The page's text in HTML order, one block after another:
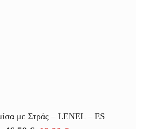
με Στράς – LENEL – ES